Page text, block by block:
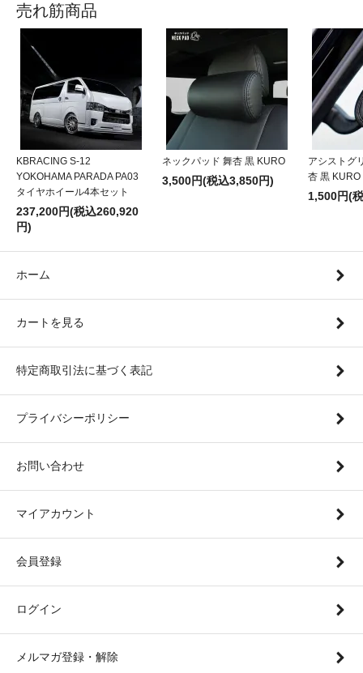
売れ筋商品
KBRACING S-12
YOKOHAMA PARADA PA03
タイヤホイール4本セット
237,200円(税込260,920
円)
ネックパッド 舞杏 黒 KURO
3,500円(税込3,850円)
アシストグ
杏 黒 KURO
1,500円(
ホーム
カートを見る
特定商取引法に基づく表記
プライバシーポリシー
お問い合わせ
マイアカウント
会員登録
ログイン
メルマガ登録・解除